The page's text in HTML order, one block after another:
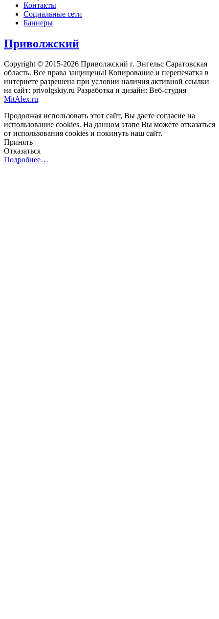
Контакты
Социальные сети
Баннеры
Приволжский
Copyright © 2015-2026 Приволжский г. Энгельс Саратовская
область. Все права защищены! Копирование и перепечатка в
интернете разрешена при условии наличия активной ссылки
на сайт: privolgskiy.ru Разработка и дизайн: Веб-студия
MitAlex.ru
Продолжая использовать этот сайт, Вы даете согласие на
использование cookies. На данном этапе Вы можете отказаться
от использования cookies и покинуть наш сайт.
Принять
Отказаться
Подробнее…